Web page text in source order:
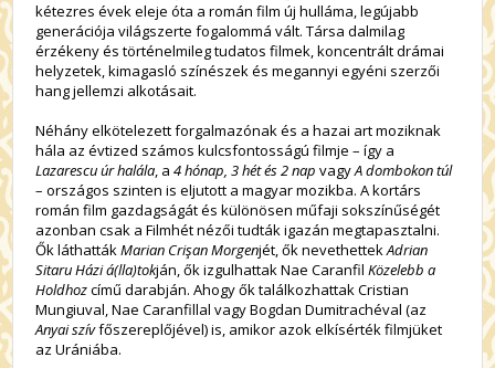
kétezres évek eleje óta a román film új hulláma, legújabb
generációja világszerte fogalommá vált. Társa dalmilag
érzékeny és történelmileg tudatos filmek, koncentrált drámai
helyzetek, kimagasló színészek és megannyi egyéni szerzői
hang jellemzi alkotásait.
Néhány elkötelezett forgalmazónak és a hazai art moziknak
hála az évtized számos kulcsfontosságú filmje – így a
Lazarescu úr halála, a4 hónap, 3 hét és 2 nap vagyA dombokon túl
– országos szinten is eljutott a magyar mozikba. A kortárs
román film gazdagságát és különösen műfaji sokszínűségét
azonban csak a Filmhét nézői tudták igazán megtapasztalni.
Ők láthattákMarian Crişan Morgenjét, ők nevethettekAdrian
Sitaru Házi á(lla)tokján, ők izgulhattak Nae CaranfilKözelebb a
Holdhozcímű darabján. Ahogy ők találkozhattak Cristian
Mungiuval, Nae Caranfillal vagy Bogdan Dumitrachéval (az
Anyai szívfőszereplőjével) is, amikor azok elkísérték filmjüket
az Urániába.